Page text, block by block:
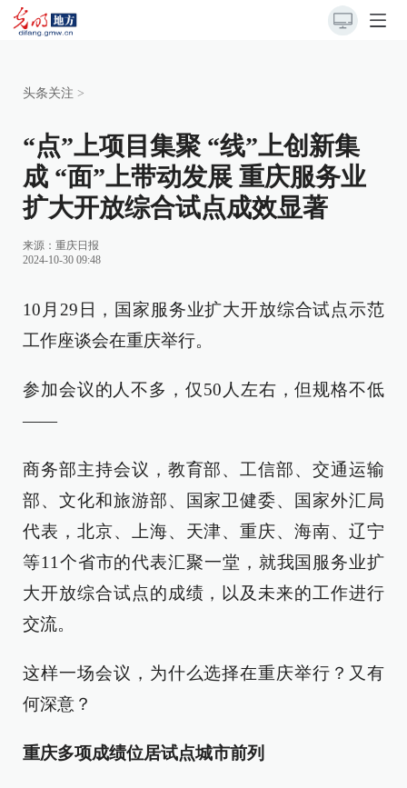
头条关注 >
“点”上项目集聚 “线”上创新集
成 “面”上带动发展 重庆服务业
扩大开放综合试点成效显著
来源： 重庆日报
2024-10-30 09:48
10月29日，国家服务业扩大开放综合试点示范
工作座谈会在重庆举行。
参加会议的人不多，仅50人左右，但规格不低
——
商务部主持会议，教育部、工信部、交通运输
部、文化和旅游部、国家卫健委、国家外汇局
代表，北京、上海、天津、重庆、海南、辽宁
等11个省市的代表汇聚一堂，就我国服务业扩
大开放综合试点的成绩，以及未来的工作进行
交流。
这样一场会议，为什么选择在重庆举行？又有
何深意？
重庆多项成绩位居试点城市前列